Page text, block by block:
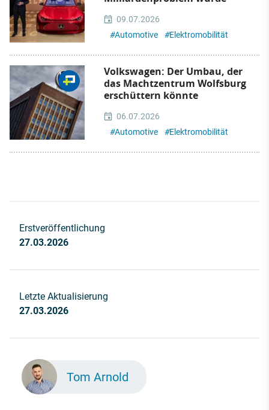
09.07.2026
#Automotive #Elektromobilität
Volkswagen: Der Umbau, der
das Machtzentrum Wolfsburg
erschüttern könnte
06.07.2026
#Automotive #Elektromobilität
Erstveröffentlichung
27.03.2026
Letzte Aktualisierung
27.03.2026
Tom Arnold